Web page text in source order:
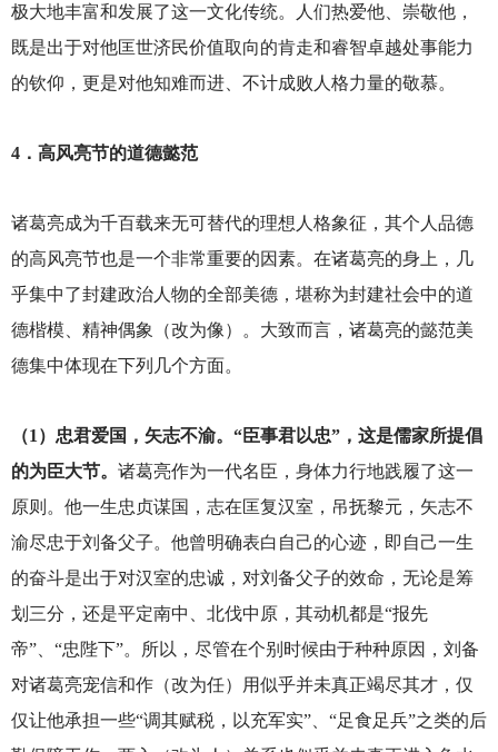
极大地丰富和发展了这一文化传统。人们热爱他、崇敬他，
既是出于对他匡世济民价值取向的肯走和睿智卓越处事能力
的钦仰，更是对他知难而进、不计成败人格力量的敬慕。
4．高风亮节的道德懿范
诸葛亮成为千百载来无可替代的理想人格象征，其个人品德
的高风亮节也是一个非常重要的因素。在诸葛亮的身上，几
乎集中了封建政治人物的全部美德，堪称为封建社会中的道
德楷模、精神偶象（改为像）。大致而言，诸葛亮的懿范美
德集中体现在下列几个方面。
（1）忠君爱国，矢志不渝。“臣事君以忠”，这是儒家所提倡
的为臣大节。 诸葛亮作为一代名臣，身体力行地践履了这一
原则。他一生忠贞谋国，志在匡复汉室，吊抚黎元，矢志不
渝尽忠于刘备父子。他曾明确表白自己的心迹，即自己一生
的奋斗是出于对汉室的忠诚，对刘备父子的效命，无论是筹
划三分，还是平定南中、北伐中原，其动机都是“报先
帝”、“忠陛下”。所以，尽管在个别时候由于种种原因，刘备
对诸葛亮宠信和作（改为任）用似乎并未真正竭尽其才，仅
仅让他承担一些“调其赋税，以充军实”、“足食足兵”之类的后